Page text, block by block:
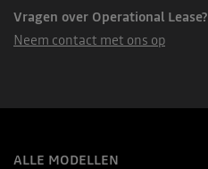
Vragen over Operational Lease?
Neem contact met ons op
ALLE MODELLEN